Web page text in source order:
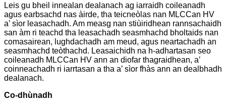
Leis gu bheil innealan dealanach ag iarraidh coileanadh
agus earbsachd nas àirde, tha teicneòlas nan MLCCan HV
a’ sìor leasachadh. Am measg nan stiùiridhean rannsachaidh
san àm ri teachd tha leasachadh seasmhachd bholtaids nan
comasairean, lughdachadh am meud, agus neartachadh an
seasmhachd teòthachd. Leasaichidh na h-adhartasan seo
coileanadh MLCCan HV ann an diofar thagraidhean, a’
coinneachadh ri iarrtasan a tha a’ sìor fhàs ann an dealbhadh
dealanach.
Co-dhùnadh